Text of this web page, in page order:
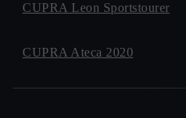
CUPRA Leon Sportstourer
CUPRA Ateca 2020